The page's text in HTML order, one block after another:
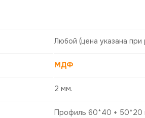
Любой (цена указана
МДФ
2 мм.
Профиль 60*40 + 50*20